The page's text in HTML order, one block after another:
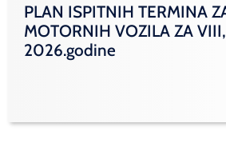
PLAN ISPITNIH TERMINA
MOTORNIH VOZILA ZA
2026.godine